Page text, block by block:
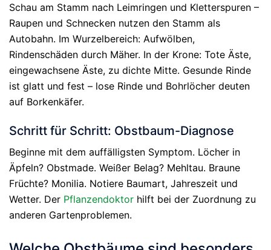
Schau am Stamm nach Leimringen und Kletterspuren –
Raupen und Schnecken nutzen den Stamm als
Autobahn. Im Wurzelbereich: Aufwölben,
Rindenschäden durch Mäher. In der Krone: Tote Äste,
eingewachsene Äste, zu dichte Mitte. Gesunde Rinde
ist glatt und fest – lose Rinde und Bohrlöcher deuten
auf Borkenkäfer.
Schritt für Schritt: Obstbaum-Diagnose
Beginne mit dem auffälligsten Symptom. Löcher in
Äpfeln? Obstmade. Weißer Belag? Mehltau. Braune
Früchte? Monilia. Notiere Baumart, Jahreszeit und
Wetter. Der Pflanzendoktor hilft bei der Zuordnung zu
anderen Gartenproblemen.